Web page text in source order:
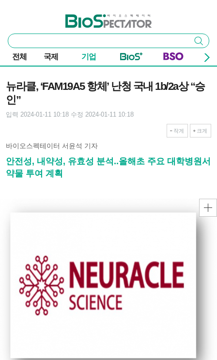
바이오스펙테이터
통
합
검
색
검색
전체 국제 기업
뉴라클, ‘FAM19A5 항체’ 난청 국내 1b/2a상 “승
인”
입력 2024-01-11 10:18 수정 2024-01-11 10:18
작게 크게
바이오스펙테이터 서윤석 기자
안전성, 내약성, 유효성 분석..올해초 주요 대학병원서
약물 투여 계획